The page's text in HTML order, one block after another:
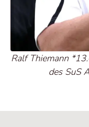
Ralf Thiemann
des SuS